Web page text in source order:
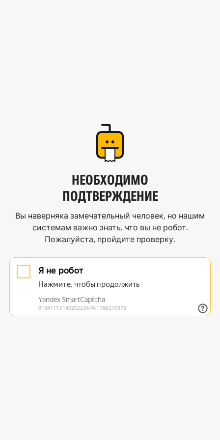
НЕОБХОДИМО
ПОДТВЕРЖДЕНИЕ
Вы наверняка замечательный человек, но нашим
системам важно знать, что вы не робот.
Пожалуйста, пройдите проверку.